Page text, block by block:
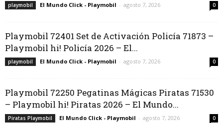
playmobil El Mundo Click - Playmobil - agosto 7, 2026 0
Playmobil 72401 Set de Activación Policía 71873 –
Playmobil hi! Policía 2026 – El...
playmobil El Mundo Click - Playmobil - agosto 7, 2026 0
Playmobil 72250 Pegatinas Mágicas Piratas 71530
– Playmobil hi! Piratas 2026 – El Mundo...
Piratas Playmobil El Mundo Click - Playmobil - agosto 7, 2026 0